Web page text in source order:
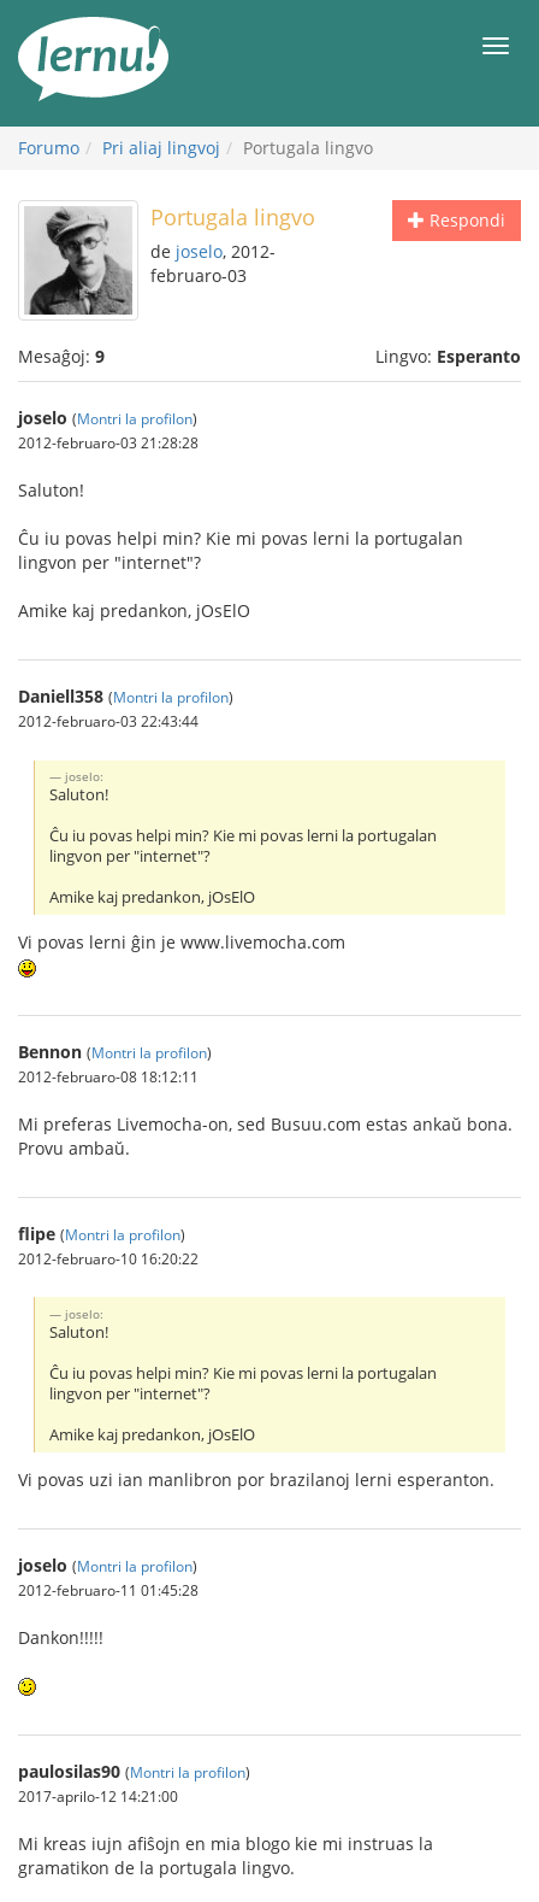
enhavo
Forumo Pri aliaj lingvoj Portugala lingvo
Respondi
Portugala lingvo
de joselo, 2012-
februaro-03
Mesaĝoj: 9 Lingvo: Esperanto
joselo (Montri la profilon)
2012-februaro-03 21:28:28
Saluton!
Ĉu iu povas helpi min? Kie mi povas lerni la portugalan
lingvon per "internet"?
Amike kaj predankon, jOsElO
Daniell358 (Montri la profilon)
2012-februaro-03 22:43:44
joselo:
Saluton!
Ĉu iu povas helpi min? Kie mi povas lerni la portugalan
lingvon per "internet"?
Amike kaj predankon, jOsElO
Vi povas lerni ĝin je www.livemocha.com
Bennon (Montri la profilon)
2012-februaro-08 18:12:11
Mi preferas Livemocha-on, sed Busuu.com estas ankaŭ bona.
Provu ambaŭ.
flipe (Montri la profilon)
2012-februaro-10 16:20:22
joselo:
Saluton!
Ĉu iu povas helpi min? Kie mi povas lerni la portugalan
lingvon per "internet"?
Amike kaj predankon, jOsElO
Vi povas uzi ian manlibron por brazilanoj lerni esperanton.
joselo (Montri la profilon)
2012-februaro-11 01:45:28
Dankon!!!!!
paulosilas90 (Montri la profilon)
2017-aprilo-12 14:21:00
Mi kreas iujn afiŝojn en mia blogo kie mi instruas la
gramatikon de la portugala lingvo.